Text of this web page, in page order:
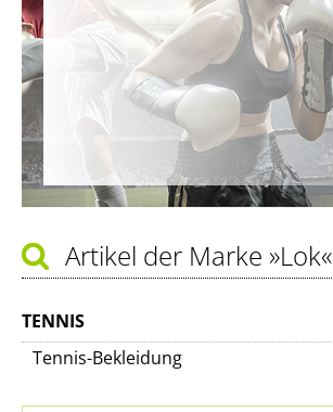
Artikel der Marke »Lok«
TENNIS
Tennis-Bekleidung